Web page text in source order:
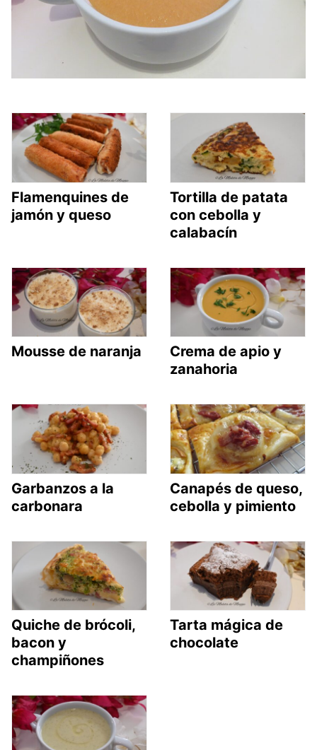
Flamenquines de
jamón y queso
Tortilla de patata
con cebolla y
calabacín
Mousse de naranja
Crema de apio y
zanahoria
Garbanzos a la
carbonara
Canapés de queso,
cebolla y pimiento
Quiche de brócoli,
bacon y
champiñones
Tarta mágica de
chocolate